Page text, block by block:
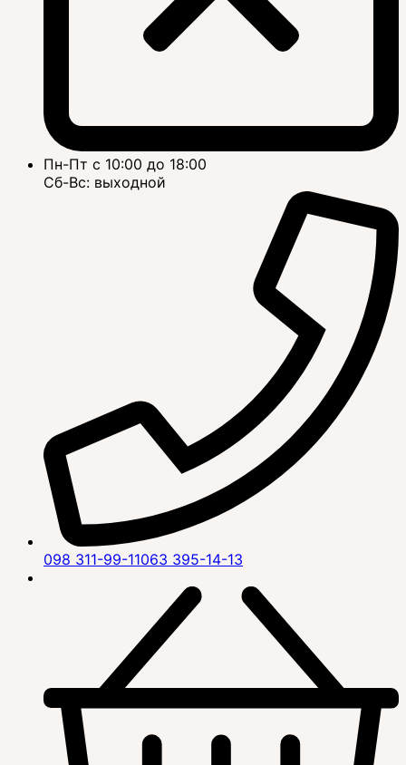
Пн-Пт с 10:00 до 18:00
Сб-Вс: выходной
098 311-99-11063 395-14-13